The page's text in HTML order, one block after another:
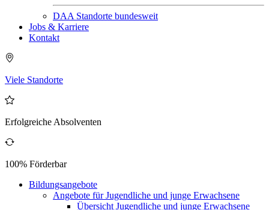
DAA Standorte bundesweit
Jobs & Karriere
Kontakt
Viele Standorte
Erfolgreiche Absolventen
100% Förderbar
Bildungsangebote
Angebote für Jugendliche und junge Erwachsene
Übersicht Jugendliche und junge Erwachsene